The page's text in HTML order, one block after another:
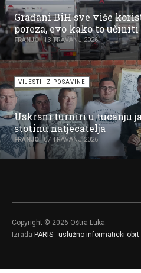
Građani BiH sve više
poreza, evo kako to učiniti
FRANJO 13 TRAVANJ 2026
VIJESTI IZ POSAVINE
Uskrsni turniri u tucanju
stotinu natjecatelja
FRANJO 07 TRAVANJ 2026
Copyright © 2026 Oštra Luka.
Izrada PARIS - uslužno informaticki obrt